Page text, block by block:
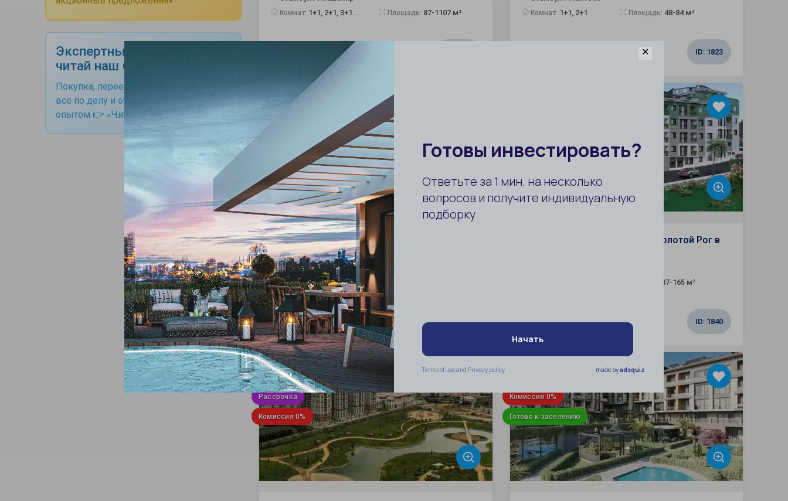
Экспертные советы -
читай наш блог
Покупка, переезд, ВНЖ, гражданство -
все по делу и от профессионалов с
опытом 👉 «Читай статьи"
Комнат: 1+1, 2+1, 3+1... Площадь: 87-1107 м² Комнат: 1+1, 2+1 Площадь: 48-84 м²
ID: 1823
Гражданство
Квартиры в комплексе с инфраструктурой в
Стамбуле
Стамбул / Бейликдюзю
Комнат:2+1, 3+1, 4+1...
от 267 000 $ ID: 2150
Комиссия 0%
Квартиры с видом на пролив Золотой Рог в
87-165 м²
от 208 000 $ ID: 1840
Гражданство
Рассрочка
Комиссия 0%
Комиссия 0%
Готово к заселению
✕